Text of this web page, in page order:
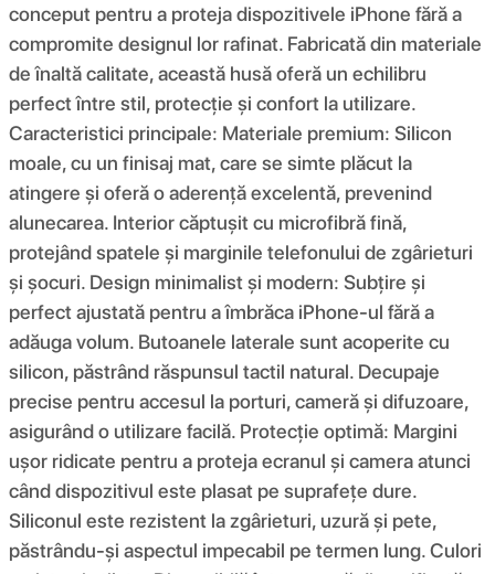
conceput pentru a proteja dispozitivele iPhone fără a
compromite designul lor rafinat. Fabricată din materiale
de înaltă calitate, această husă oferă un echilibru
perfect între stil, protecție și confort la utilizare.
Caracteristici principale: Materiale premium: Silicon
moale, cu un finisaj mat, care se simte plăcut la
atingere și oferă o aderență excelentă, prevenind
alunecarea. Interior căptușit cu microfibră fină,
protejând spatele și marginile telefonului de zgârieturi
și șocuri. Design minimalist și modern: Subțire și
perfect ajustată pentru a îmbrăca iPhone-ul fără a
adăuga volum. Butoanele laterale sunt acoperite cu
silicon, păstrând răspunsul tactil natural. Decupaje
precise pentru accesul la porturi, cameră și difuzoare,
asigurând o utilizare facilă. Protecție optimă: Margini
ușor ridicate pentru a proteja ecranul și camera atunci
când dispozitivul este plasat pe suprafețe dure.
Siliconul este rezistent la zgârieturi, uzură și pete,
păstrându-și aspectul impecabil pe termen lung. Culori